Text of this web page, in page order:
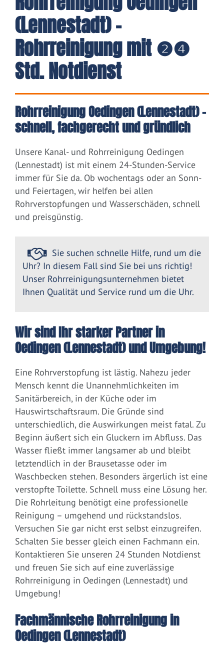
(Lennestadt) -
Rohrreinigung mit ❷❹
Std. Notdienst
Rohrreinigung Oedingen (Lennestadt) –
schnell, fachgerecht und gründlich
Unsere Kanal- und Rohrreinigung Oedingen
(Lennestadt) ist mit einem 24-Stunden-Service
immer für Sie da. Ob wochentags oder an Sonn-
und Feiertagen, wir helfen bei allen
Rohrverstopfungen und Wasserschäden, schnell
und preisgünstig.
Sie suchen schnelle Hilfe, rund um die
Uhr? In diesem Fall sind Sie bei uns richtig!
Unser Rohrreinigungsunternehmen bietet
Ihnen Qualität und Service rund um die Uhr.
Wir sind Ihr starker Partner in
Oedingen (Lennestadt) und Umgebung!
Eine Rohrverstopfung ist lästig. Nahezu jeder
Mensch kennt die Unannehmlichkeiten im
Sanitärbereich, in der Küche oder im
Hauswirtschaftsraum. Die Gründe sind
unterschiedlich, die Auswirkungen meist fatal. Zu
Beginn äußert sich ein Gluckern im Abfluss. Das
Wasser fließt immer langsamer ab und bleibt
letztendlich in der Brausetasse oder im
Waschbecken stehen. Besonders ärgerlich ist eine
verstopfte Toilette. Schnell muss eine Lösung her.
Die Rohrleitung benötigt eine professionelle
Reinigung – umgehend und rückstandslos.
Versuchen Sie gar nicht erst selbst einzugreifen.
Schalten Sie besser gleich einen Fachmann ein.
Kontaktieren Sie unseren 24 Stunden Notdienst
und freuen Sie sich auf eine zuverlässige
Rohrreinigung in Oedingen (Lennestadt) und
Umgebung!
Fachmännische Rohrreinigung in
Oedingen (Lennestadt)